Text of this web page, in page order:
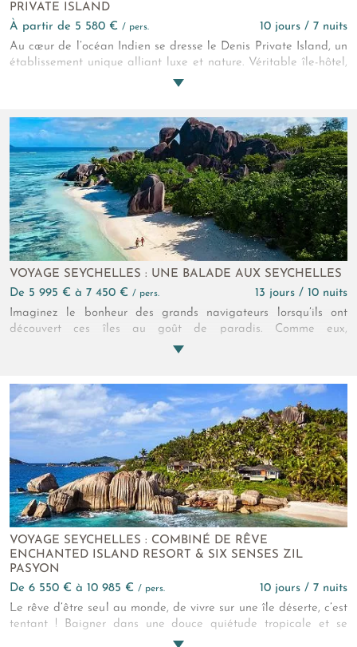
PRIVATE ISLAND
à partir de 5 580 € / pers.
10 jours / 7 nuits
Au cœur de l’océan Indien se dresse le Denis Private Island, un
établissement unique alliant luxe et nature. Véritable île-hôtel,
l'établissement 5* offre une intimité rare au cœur d'une nature
paradisiaque permet de s'adonner à des loisirs balnéaires
jonglant entre découverte et farniente. Ce petit paradis vous
émerveillera tout au long de votre escapade.
VOYAGE SEYCHELLES : UNE BALADE AUX SEYCHELLES
de 5 995 € à 7 450 € / pers.
13 jours / 10 nuits
Imaginez le bonheur des grands navigateurs lorsqu’ils ont
découvert ces îles au goût de paradis. Comme eux,
émerveillez-vous de ce que la nature peut offrir de plus beau
oasis à la végétation luxuriante, flottants sur l’immensité de
l’océan !
VOYAGE SEYCHELLES : COMBINÉ DE RÊVE
ENCHANTED ISLAND RESORT & SIX SENSES ZIL
PASYON
de 6 550 € à 10 985 € / pers.
10 jours / 7 nuits
Le rêve d’être seul au monde, de vivre sur une île déserte, c’est
tentant ! Baigner dans une douce quiétude tropicale et se
laisser submerger par la beauté de ces îles vierges égarées